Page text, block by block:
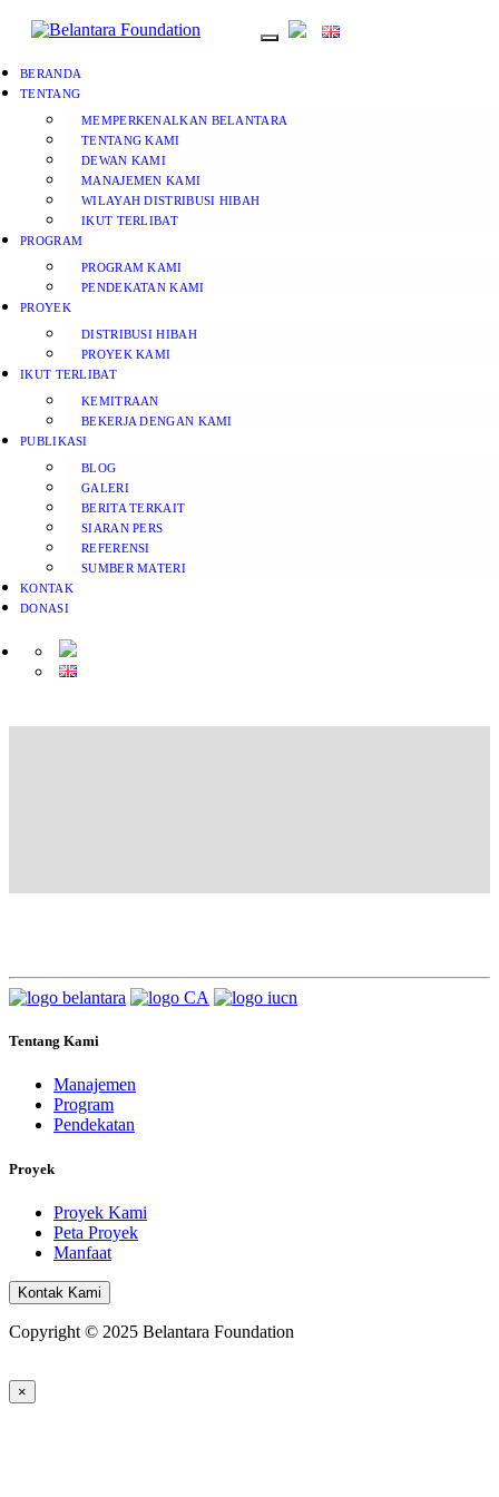
BERANDA
TENTANG
MEMPERKENALKAN BELANTARA
TENTANG KAMI
DEWAN KAMI
MANAJEMEN KAMI
WILAYAH DISTRIBUSI HIBAH
IKUT TERLIBAT
PROGRAM
PROGRAM KAMI
PENDEKATAN KAMI
PROYEK
DISTRIBUSI HIBAH
PROYEK KAMI
IKUT TERLIBAT
KEMITRAAN
BEKERJA DENGAN KAMI
PUBLIKASI
BLOG
GALERI
BERITA TERKAIT
SIARAN PERS
REFERENSI
SUMBER MATERI
KONTAK
DONASI
Tentang Kami
Manajemen
Program
Pendekatan
Proyek
Proyek Kami
Peta Proyek
Manfaat
Kontak Kami
Copyright © 2025 Belantara Foundation
×